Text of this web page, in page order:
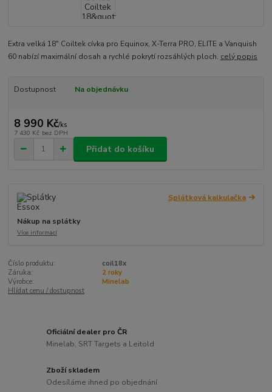
Extra velká 18" Coiltek cívka pro Equinox, X-Terra PRO, ELITE a Vanquish
60 nabízí maximální dosah a rychlé pokrytí rozsáhlých ploch. celý popis
Dostupnost Na objednávku
8 990 Kč/ks
7 430 Kč bez DPH
Přidat do košíku
Splátková kalkulačka
Nákup na splátky
Více informací
Číslo produktu:
coil18x
Záruka:
2 roky
Výrobce:
Minelab
Hlídat cenu / dostupnost
Oficiální dealer pro ČR
Minelab, SRT Targets a Leitold
Zboží skladem
Odesíláme ihned po objednání